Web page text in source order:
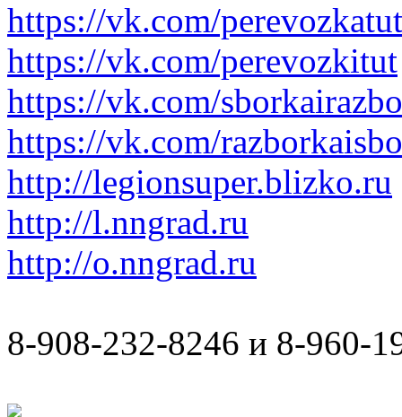
https://vk.com/perevozkatut
https://vk.com/perevozkitut
https://vk.com/
https://vk.com/
http://legionsuper.blizko.ru
http://l.nngrad.ru
http://o.nngrad.ru
8-908-232-8246 и 8-960-